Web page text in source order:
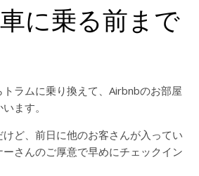
に乗る前まで
ラムに乗り換えて、Airbnbのお部屋
ます。
ど、前日に他のお客さんが入ってい
さんのご厚意で早めにチェックイン